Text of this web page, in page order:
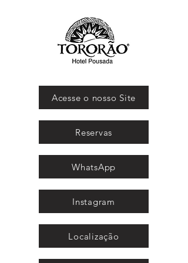
Acesse o nosso Site
Reservas
WhatsApp
Instagram
Localização